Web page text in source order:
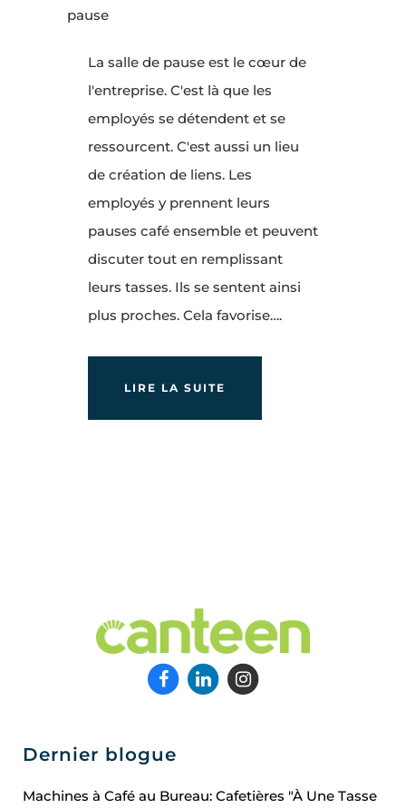
La salle de pause est le cœur de
l'entreprise. C'est là que les
employés se détendent et se
ressourcent. C'est aussi un lieu
de création de liens. Les
employés y prennent leurs
pauses café ensemble et peuvent
discuter tout en remplissant
leurs tasses. Ils se sentent ainsi
plus proches. Cela favorise….
LIRE LA SUITE
Dernier blogue
Machines à Café au Bureau: Cafetières "À Une Tasse